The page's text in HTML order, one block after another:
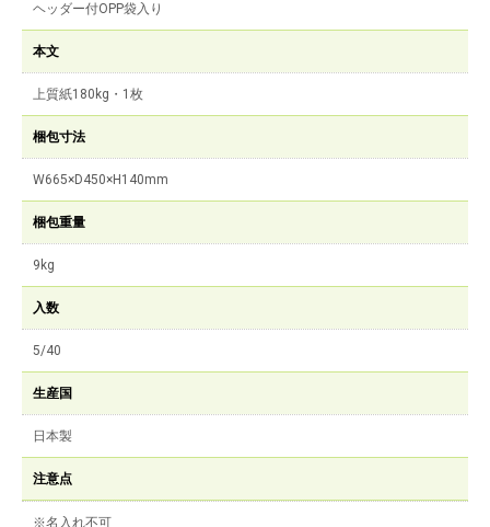
ヘッダー付OPP袋入り
本文
上質紙180kg・1枚
梱包寸法
W665×D450×H140mm
梱包重量
9kg
入数
5/40
生産国
日本製
注意点
※名入れ不可